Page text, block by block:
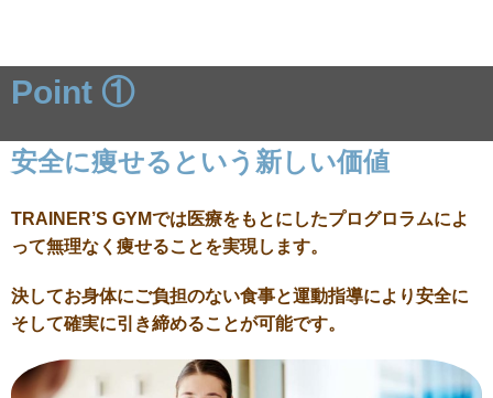
Point ①
安全に痩せるという新しい価値
TRAINER’S GYMでは医療をもとにしたプログロラムによ
って無理なく痩せることを実現します。
決してお身体にご負担のない食事と運動指導により安全に
そして確実に引き締めることが可能です。